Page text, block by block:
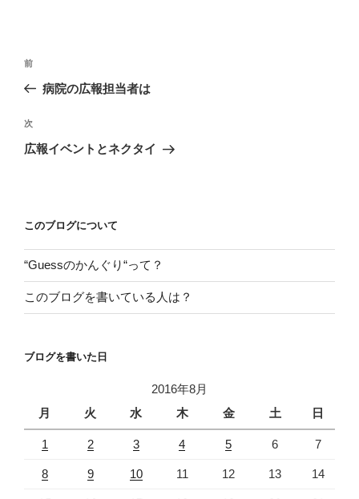
投
ビ
ゲ
ン
前
の
稿
前
病院の広報担当者は
次
の
次
広報イベントとネクタイ
このブログについて
“Guessのかんぐり“って？
このブログを書いている人は？
ブログを書いた日
2016年8月
月
火 水 木 金 土 日
1 2 3 4 5 6 7
8 9 10 11 12 13 14